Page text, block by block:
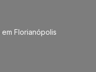
Florianópolis